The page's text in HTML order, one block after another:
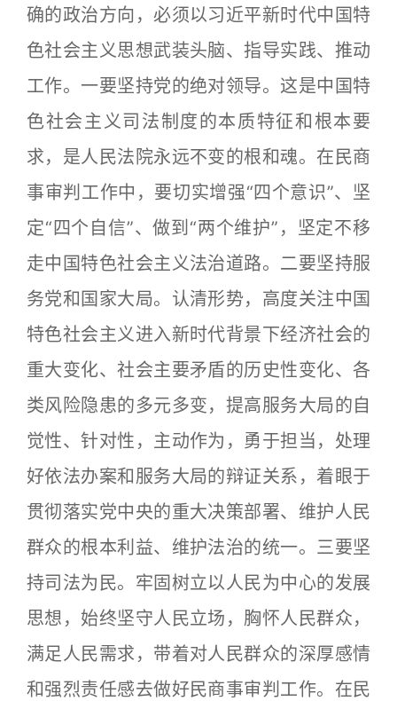
确的政治方向，必须以习近平新时代中国特
色社会主义思想武装头脑、指导实践、推动
工作。一要坚持党的绝对领导。这是中国特
色社会主义司法制度的本质特征和根本要
求，是人民法院永远不变的根和魂。在民商
事审判工作中，要切实增强“四个意识”、坚
定“四个自信”、做到“两个维护”，坚定不移
走中国特色社会主义法治道路。二要坚持服
务党和国家大局。认清形势，高度关注中国
特色社会主义进入新时代背景下经济社会的
重大变化、社会主要矛盾的历史性变化、各
类风险隐患的多元多变，提高服务大局的自
觉性、针对性，主动作为，勇于担当，处理
好依法办案和服务大局的辩证关系，着眼于
贯彻落实党中央的重大决策部署、维护人民
群众的根本利益、维护法治的统一。三要坚
持司法为民。牢固树立以人民为中心的发展
思想，始终坚守人民立场，胸怀人民群众，
满足人民需求，带着对人民群众的深厚感情
和强烈责任感去做好民商事审判工作。在民